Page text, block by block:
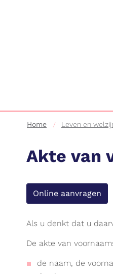
Home Leven en
Akte van
Online aanvragen
Als u denkt dat u
De akte van
de naam, de